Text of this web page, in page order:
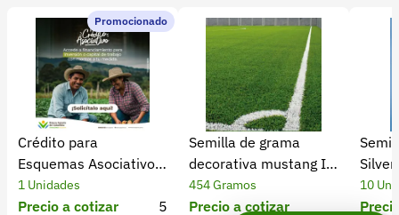
Subcategoría:Hortalizas
0 calificaciones
5 Estrellas
4 Estrellas
3 Estrellas
0 %
2 Estrellas
1 Estrellas
Promocionado
Crédito para
Esquemas Asociativos
| Banco Agrario
1 Unidades
Precio a cotizar 5
Semilla de grama
decorativa mustang III
x 454 gr
454 Gramos
Precio a cotizar
10